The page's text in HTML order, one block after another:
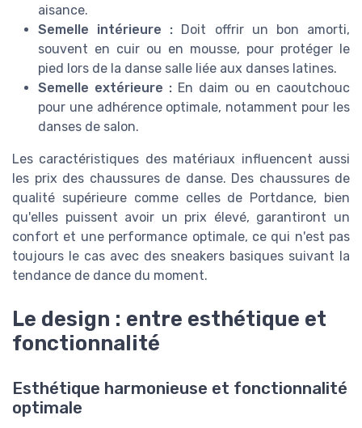
aisance.
Semelle intérieure : Doit offrir un bon amorti,
souvent en cuir ou en mousse, pour protéger le
pied lors de la danse salle liée aux danses latines.
Semelle extérieure : En daim ou en caoutchouc
pour une adhérence optimale, notamment pour les
danses de salon.
Les caractéristiques des matériaux influencent aussi
les prix des chaussures de danse. Des chaussures de
qualité supérieure comme celles de Portdance, bien
qu'elles puissent avoir un prix élevé, garantiront un
confort et une performance optimale, ce qui n'est pas
toujours le cas avec des sneakers basiques suivant la
tendance de dance du moment.
Le design : entre esthétique et
fonctionnalité
Esthétique harmonieuse et fonctionnalité
optimale